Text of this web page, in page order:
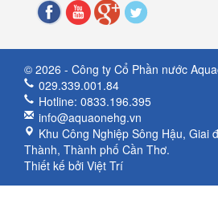
© 2026 - Công ty Cổ Phần nước
029.339.001.84
Hotline: 0833.196.395
info@aquaonehg.vn
Khu Công Nghiệp Sông Hậu, Giai
Thành, Thành phố Cần Thơ.
Thiết kế bởi Việt Trí